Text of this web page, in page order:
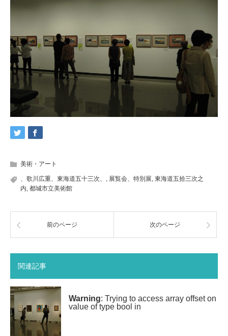
美術・アート
、歌川広重、東海道五十三次、 , 展覧会、特別展, 東海道五拾三次之
内, 都城市立美術館
前のページ 次のページ
関連記事
Warning: Trying to access array offset on
value of type bool in